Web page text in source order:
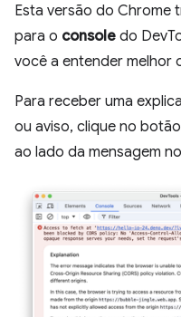
Esta versão do Chrome
para o console do
você a entender melhor
Para receber uma
ou aviso, clique no botão
ao lado da mensagem no